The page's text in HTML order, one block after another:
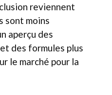
reviennent
sont moins
aperçu des
des formules plus
le marché pour la